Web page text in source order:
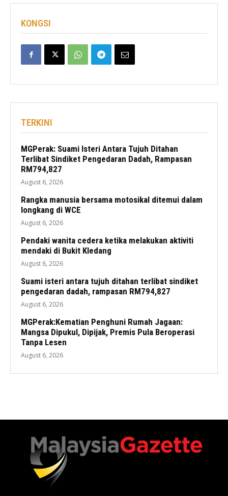
KONGSI
TERKINI
MGPerak: Suami Isteri Antara Tujuh Ditahan
Terlibat Sindiket Pengedaran Dadah, Rampasan
RM794,827
August 6, 2026
Rangka manusia bersama motosikal ditemui dalam
longkang di WCE
August 6, 2026
Pendaki wanita cedera ketika melakukan aktiviti
mendaki di Bukit Kledang
August 6, 2026
Suami isteri antara tujuh ditahan terlibat sindiket
pengedaran dadah, rampasan RM794,827
August 6, 2026
MGPerak:Kematian Penghuni Rumah Jagaan:
Mangsa Dipukul, Dipijak, Premis Pula Beroperasi
Tanpa Lesen
August 6, 2026